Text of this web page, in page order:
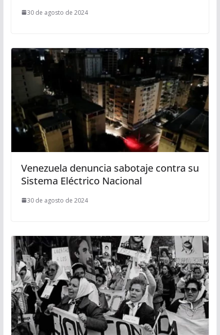
30 de agosto de 2024
Venezuela denuncia sabotaje contra su
Sistema Eléctrico Nacional
30 de agosto de 2024